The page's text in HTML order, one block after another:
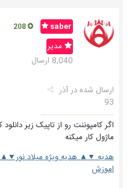
saber
مدیر
8,040 ارسال
ارسال شده درآذر
93
اگر کامپوننت رو از تاپیک زیر
ماژول کار میکنه
اموزش